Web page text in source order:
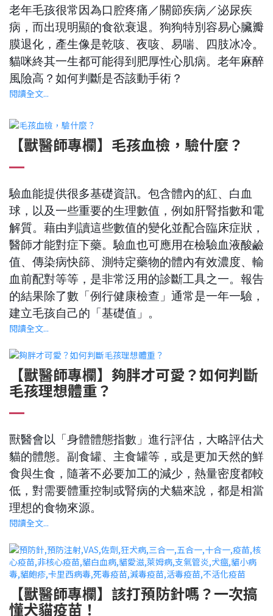
老年毛孩很常因為口腔疼痛／關節疾病／泌尿疾
病，而出現明顯的食欲衰退。狗狗特別容易心臟瓣
膜退化，產生像是乾咳、夜咳、易喘、四肢冰冷。
貓咪終其一生都可能得到肥厚性心肌病。老年麻醉
風險高？如何判斷是否該動手術？
閱讀全文...
【獸醫師專欄】毛孩血檢，驗什麼？
驗血能提供很多基礎資訊。包含體內的紅、白血
球，以及一些重要的生理數值，例如肝腎指數和電
解質。藉由判讀這些數值的變化並配合臨床症狀，
醫師才能對症下藥。驗血也可應用在檢驗血液酸鹼
值、傳染病快篩、測特定藥物的體內有效濃度、輸
血前配對等等，是非常泛用的診斷工具之一。報告
的結果除了數「例行健康檢查」通常是一年一驗，
建立毛孩自己的「基礎值」。
閱讀全文...
【獸醫師專欄】夠胖才可愛？如何判斷
毛孩理想體重？
獸醫會以「身體體態指數」進行評估，大略評估犬
貓的體態。副食罐、主食罐等，或是更加天然的鮮
食與生食，隨著不必要加工的減少，熱量密度都較
低，對需要體重控制或腎病的犬貓來說，都是相當
理想的食物來源。
閱讀全文...
【獸醫師專欄】該打預防針嗎？一次搞
懂犬貓疫苗！